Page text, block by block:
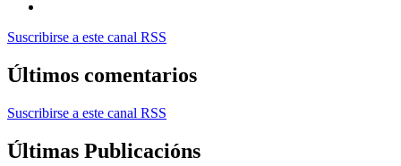
Suscribirse a este canal RSS
Últimos comentarios
Suscribirse a este canal RSS
Últimas Publicacións